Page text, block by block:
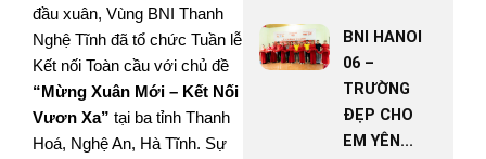
đầu xuân, Vùng BNI Thanh
Nghệ Tĩnh đã tổ chức Tuần lễ
Kết nối Toàn cầu với chủ đề
“Mừng Xuân Mới – Kết Nối
Vươn Xa” tại ba tỉnh Thanh
Hoá, Nghệ An, Hà Tĩnh. Sự
BNI HANOI
06 –
TRƯỜNG
ĐẸP CHO
EM YÊN...